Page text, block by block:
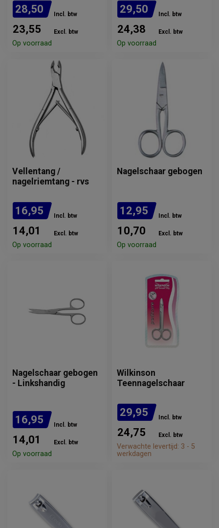
28,50 Incl. btw
23,55 Excl. btw
Op voorraad
29,50 Incl. btw
24,38 Excl. btw
Op voorraad
Vellentang /
nagelriemtang - rvs
16,95 Incl. btw
14,01 Excl. btw
Op voorraad
Nagelschaar gebogen
12,95 Incl. btw
10,70 Excl. btw
Op voorraad
Nagelschaar gebogen
- Linkshandig
16,95 Incl. btw
14,01 Excl. btw
Op voorraad
Wilkinson
Teennagelschaar
29,95 Incl. btw
24,75 Excl. btw
Verwachte levertijd: 3 - 5
werkdagen